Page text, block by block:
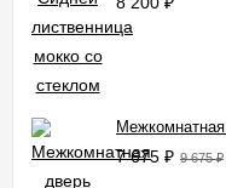
7 675 ₽ 9 675₽